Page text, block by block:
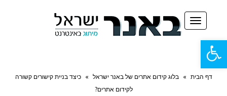
פתח
סרגל
נגישות
תפריט
דף הבית » בלוג קידום אתרים של באנר ישראל » כיצד בניית קישורים קשורה
לקידום אתרים?